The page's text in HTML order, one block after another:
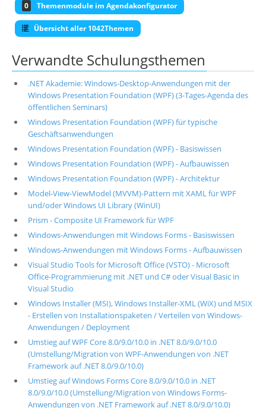
0 Themenmodule im Agendakonfigurator
Übersicht aller 1042Themen
Verwandte Schulungsthemen
.NET Akademie: Windows-Desktop-Anwendungen mit der
Windows Presentation Foundation (WPF) (3-Tages-Agenda des
öffentlichen Seminars)
Windows Presentation Foundation (WPF) für typische
Geschäftsanwendungen
Windows Presentation Foundation (WPF) - Basiswissen
Windows Presentation Foundation (WPF) - Aufbauwissen
Windows Presentation Foundation (WPF) - Architektur
Model-View-ViewModel (MVVM)-Pattern mit XAML für WPF
und/oder Windows UI Library (WinUI)
Prism - Composite UI Framework für WPF
Windows-Anwendungen mit Windows Forms - Basiswissen
Windows-Anwendungen mit Windows Forms - Aufbauwissen
Visual Studio Tools for Microsoft Office (VSTO) - Microsoft
Office-Programmierung mit .NET und C# oder Visual Basic in
Visual Studio
Windows Installer (MSI), Windows Installer-XML (WiX) und MSIX
- Erstellen von Installationspaketen / Verteilen von Windows-
Anwendungen / Deployment
Umstieg auf WPF Core 8.0/9.0/10.0 in .NET 8.0/9.0/10.0
(Umstellung/Migration von WPF-Anwendungen von .NET
Framework auf .NET 8.0/9.0/10.0)
Umstieg auf Windows Forms Core 8.0/9.0/10.0 in .NET
8.0/9.0/10.0 (Umstellung/Migration von Windows Forms-
Anwendungen von .NET Framework auf .NET 8.0/9.0/10.0)